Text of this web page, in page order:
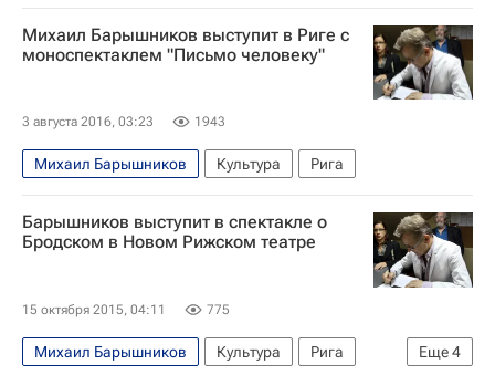
Предвыборная гонка в США - 2016
США
СССР
Хиллари Клинтон Дональд Трамп
Михаил Барышников выступит в Риге с
моноспектаклем "Письмо человеку"
3 августа 2016, 03:23 1943
Михаил Барышников Культура Рига
Барышников выступит в спектакле о
Бродском в Новом Рижском театре
15 октября 2015, 04:11 775
Еще4
Михаил Барышников Культура
Рига